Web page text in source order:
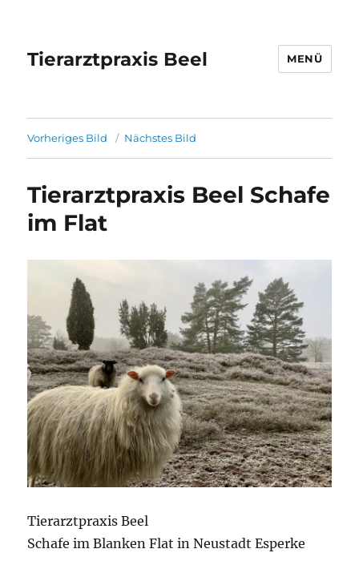
Tierarztpraxis Beel MENÜ
Vorheriges Bild Nächstes Bild
Tierarztpraxis Beel Schafe
im Flat
Tierarztpraxis Beel
Schafe im Blanken Flat in Neustadt Esperke